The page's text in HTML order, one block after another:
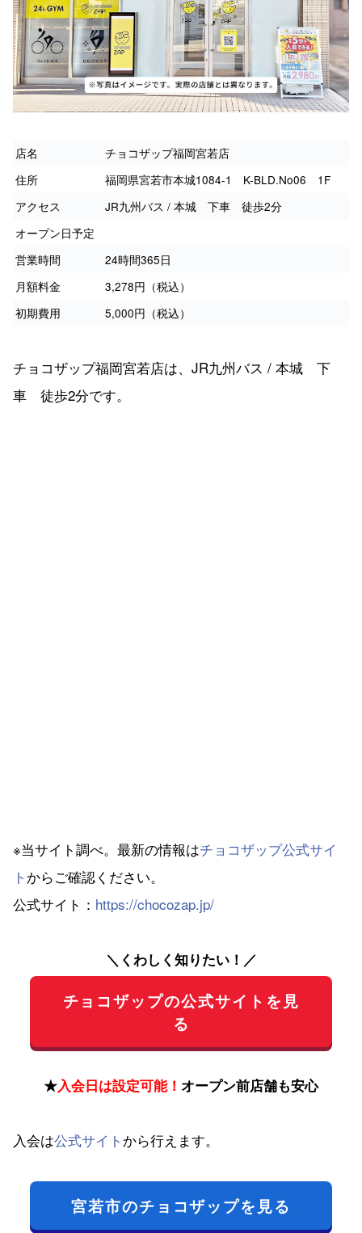
店名
チョコザップ福岡宮若店
住所
福岡県宮若市本城1084-1 K-BLD.No06 1F
アクセス
JR九州バス / 本城 下車 徒歩2分
オープン日予定
営業時間
24時間365日
月額料金
3,278円（税込）
初期費用
5,000円（税込）
チョコザップ福岡宮若店は、JR九州バス / 本城 下
車 徒歩2分です。
※当サイト調べ。最新の情報はチョコザップ公式サイ
ト からご確認ください。
公式サイト： https://chocozap.jp/
＼くわしく知りたい！／
チョコザップの公式サイトを見
る
★入会日は設定可能！ オープン前店舗も安心
入会は公式サイト から行えます。
宮若市のチョコザップを見る